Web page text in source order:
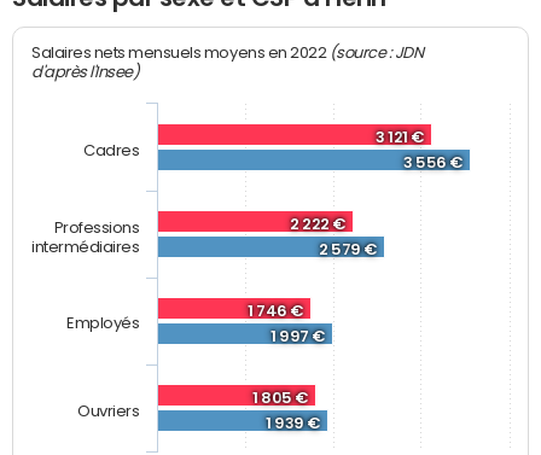
Salaires nets mensuels moyens en 2022 (source : JDN
d'après l'Insee)
3 121 €
2 222 €
1 746 €
1 805 €
3 556 €
2 579 €
1 997 €
1 939 €
Cadres
Professions
intermédiaires
Employés
Ouvriers